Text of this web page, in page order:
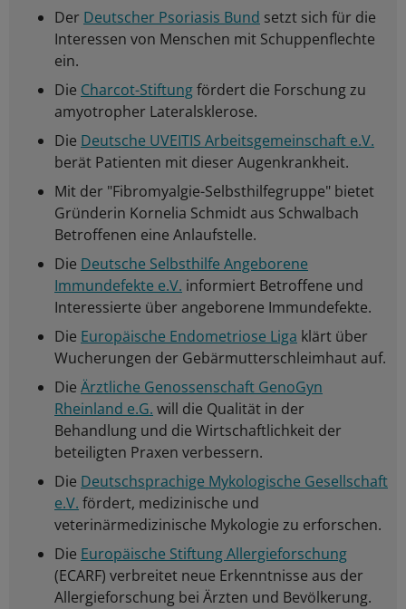
Der Deutscher Psoriasis Bund setzt sich für die
Interessen von Menschen mit Schuppenflechte
ein.
Die Charcot-Stiftungfördert die Forschung zu
amyotropher Lateralsklerose.
Die Deutsche UVEITIS Arbeitsgemeinschaft e.V.
berät Patienten mit dieser Augenkrankheit.
Mit der "Fibromyalgie-Selbsthilfegruppe" bietet
Gründerin Kornelia Schmidt aus Schwalbach
Betroffenen eine Anlaufstelle.
Die Deutsche Selbsthilfe Angeborene
Immundefekte e.V. informiert Betroffene und
Interessierte über angeborene Immundefekte.
Die Europäische Endometriose Liga klärt über
Wucherungen der Gebärmutterschleimhaut auf.
Die Ärztliche Genossenschaft GenoGyn
Rheinland e.G. will die Qualität in der
Behandlung und die Wirtschaftlichkeit der
beteiligten Praxen verbessern.
Die Deutschsprachige Mykologische Gesellschaft
e.V. fördert, medizinische und
veterinärmedizinische Mykologie zu erforschen.
Die Europäische Stiftung Allergieforschung
(ECARF) verbreitet neue Erkenntnisse aus der
Allergieforschung bei Ärzten und Bevölkerung.